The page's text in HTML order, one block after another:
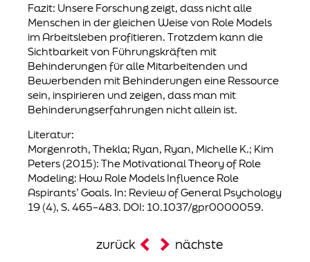
Fazit: Unsere Forschung zeigt, dass nicht alle
Menschen in der gleichen Weise von Role Models
im Arbeitsleben profitieren. Trotzdem kann die
Sichtbarkeit von Führungskräften mit
Behinderungen für alle Mitarbeitenden und
Bewerbenden mit Behinderungen eine Ressource
sein, inspirieren und zeigen, dass man mit
Behinderungserfahrungen nicht allein ist.
Literatur:
Morgenroth, Thekla; Ryan, Ryan, Michelle K.; Kim
Peters (2015): The Motivational Theory of Role
Modeling: How Role Models Influence Role
Aspirants’ Goals. In: Review of General Psychology
19 (4), S. 465–483. DOI: 10.1037/gpr0000059.
zurück nächste